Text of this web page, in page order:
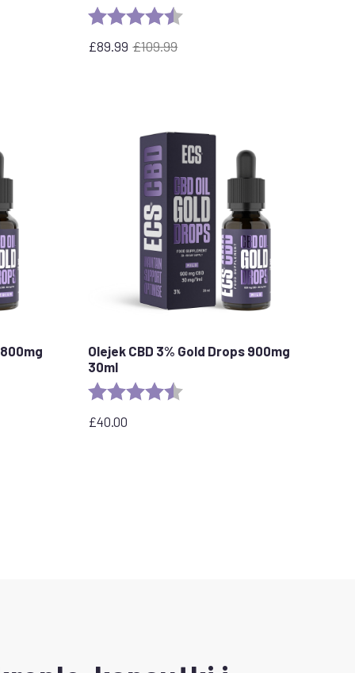
Ocena:
£109.99
Pierwotna
£89.99
Aktualna
Olejek CBD 3% Gold Drops 900mg
30ml
Ocena:
£40.00